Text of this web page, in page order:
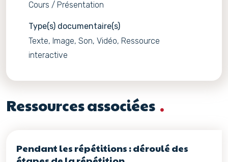
Cours / Présentation
Type(s) documentaire(s)
Texte, Image, Son, Vidéo, Ressource
interactive
Ressources associées
Pendant les répétitions : déroulé des